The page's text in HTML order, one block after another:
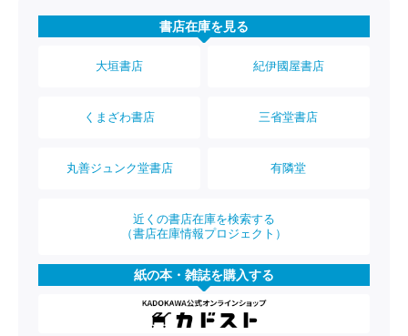
書店在庫を見る
大垣書店 紀伊國屋書店
くまざわ書店 三省堂書店
丸善ジュンク堂書店 有隣堂
近くの書店在庫を検索する
（書店在庫情報プロジェクト）
紙の本・雑誌を購入する